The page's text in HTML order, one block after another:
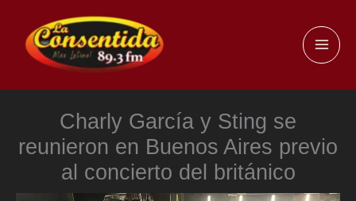
contenido
Charly García y Sting se
reunieron en Buenos Aires previo
al concierto del británico